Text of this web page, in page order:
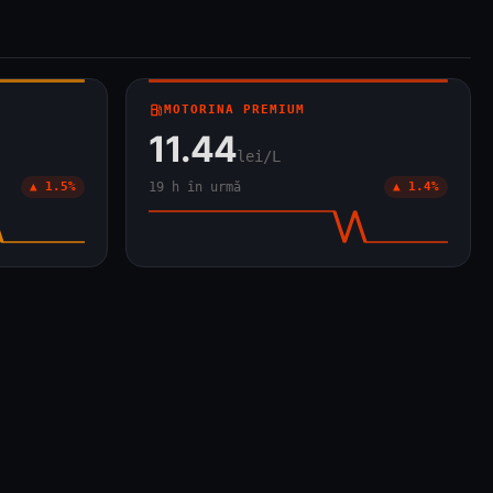
▲ 1.5%
local_gas_stationMOTORINA PREMIUM
11.44lei/L
19 h în urmă ▲ 1.4%